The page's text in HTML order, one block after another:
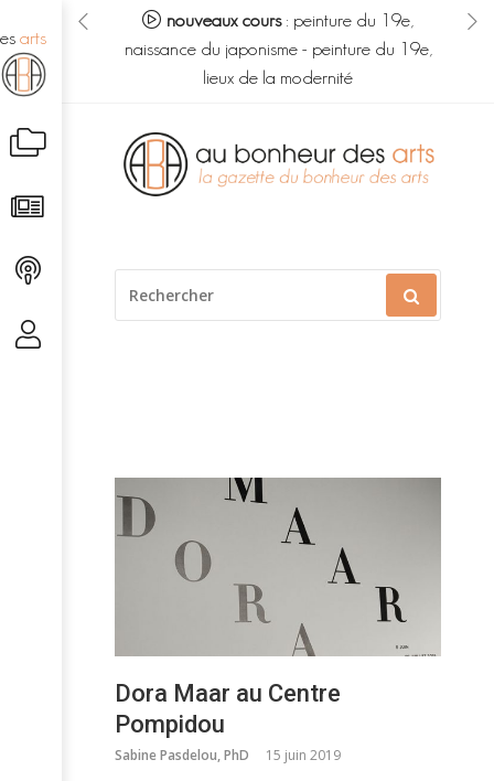
des arts :
savoir
nouveaux cours: peinture du 19e,
naissance du japonisme- peinture du 19e,
lieux de la modernité
arts
au
contenu
POUR
:
Dora Maar au Centre
Pompidou
Sabine Pasdelou, PhD 15 juin 2019